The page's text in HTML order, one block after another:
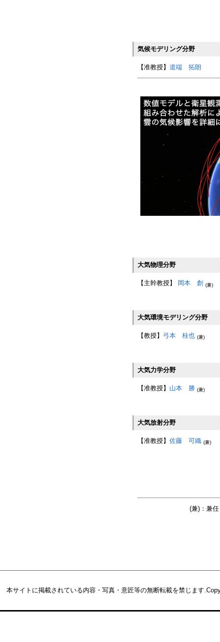
気候モデリング分野
【准教授】 道端 拓朗
大気物理分野
【主幹教授】 岡本 創 (兼)
大気環境モデリング分野
【教授】 弓本 桂也 (兼)
大気力学分野
【准教授】 山本 勝 (兼)
大気放射分野
【准教授】 佐藤 可織 (兼)
(兼)：兼
本サイトに掲載されている内容・写真・意匠等の無断転載を禁じます.